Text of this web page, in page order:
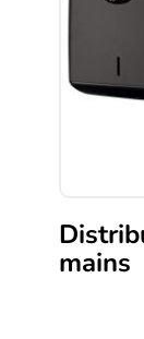
mains